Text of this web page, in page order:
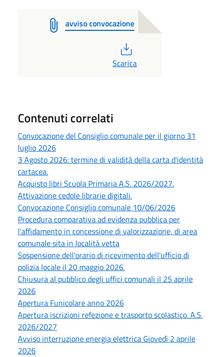
avviso convocazione
Scarica
Contenuti correlati
Convocazione del Consiglio comunale per il giorno 31
luglio 2026
3 Agosto 2026: termine di validità della carta d'identità
cartacea.
Acquisto libri Scuola Primaria A.S. 2026/2027.
Attivazione cedole librarie digitali.
Convocazione Consiglio comunale 10/06/2026
Procedura comparativa ad evidenza pubblica per
l'affidamento in concessione di valorizzazione, di area
comunale sita in località vetta
Sospensione dell'orario di ricevimento dell'ufficio di
polizia locale il 20 maggio 2026.
Chiusura al pubblico degli uffici comunali il 25 aprile
2026
Apertura Funicolare anno 2026
Apertura iscrizioni refezione e trasporto scolastico. A.S.
2026/2027
Avviso interruzione energia elettrica Giovedì 2 aprile
2026